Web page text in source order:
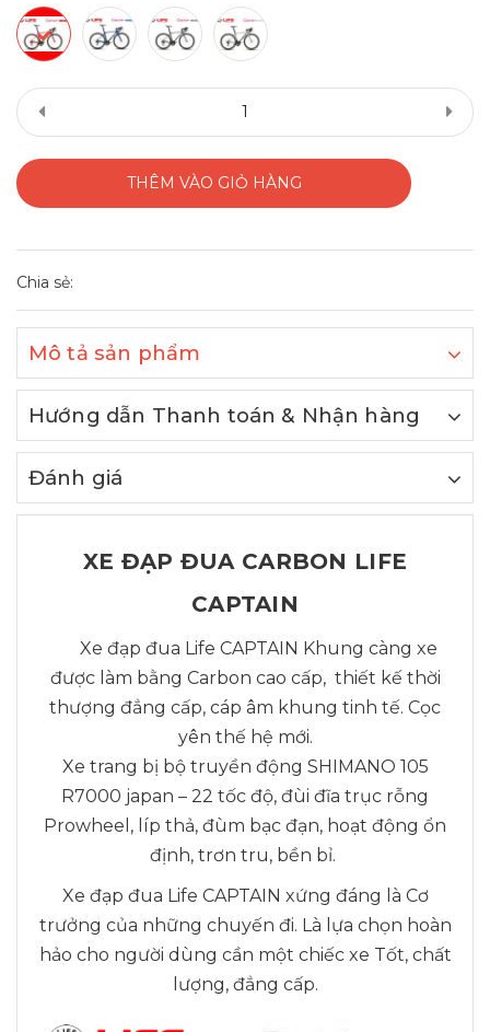
THÊM VÀO GIỎ HÀNG
Chia sẻ:
Mô tả sản phẩm
Hướng dẫn Thanh toán & Nhận hàng
Đánh giá
XE ĐẠP ĐUA CARBON LIFE
CAPTAIN
Xe đạp đua Life CAPTAIN Khung càng xe
được làm bằng Carbon cao cấp, thiết kế thời
thượng đẳng cấp, cáp âm khung tinh tế. Cọc
yên thế hệ mới.
Xe trang bị bộ truyền động SHIMANO 105
R7000 japan – 22 tốc độ, đùi đĩa trục rỗng
Prowheel, líp thả, đùm bạc đạn, hoạt động ổn
định, trơn tru, bền bỉ.
Xe đạp đua Life CAPTAIN xứng đáng là Cơ
trưởng của những chuyến đi. Là lựa chọn hoàn
hảo cho người dùng cần một chiếc xe Tốt, chất
lượng, đẳng cấp.